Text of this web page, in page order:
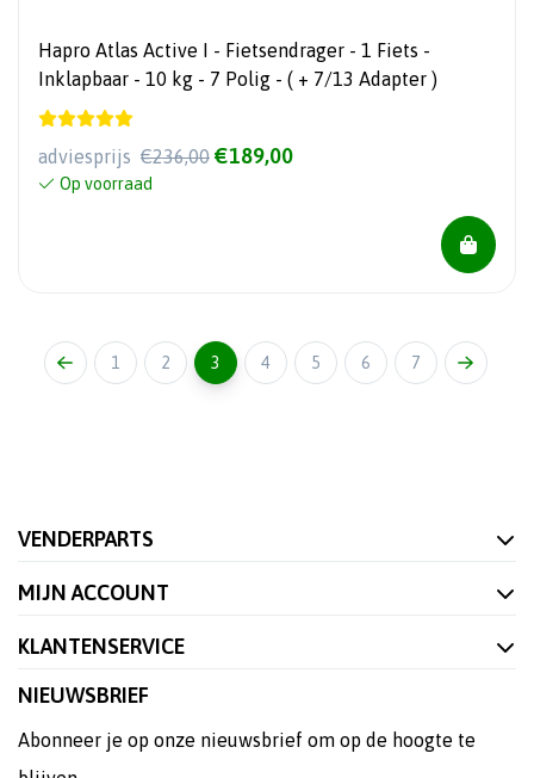
Hapro Atlas Active I - Fietsendrager - 1 Fiets -
Inklapbaar - 10 kg - 7 Polig - ( + 7/13 Adapter )
adviesprijs €236,00 €189,00
Op voorraad
1 2 3 4 5 6 7
VENDERPARTS
MIJN ACCOUNT
KLANTENSERVICE
NIEUWSBRIEF
Abonneer je op onze nieuwsbrief om op de hoogte te